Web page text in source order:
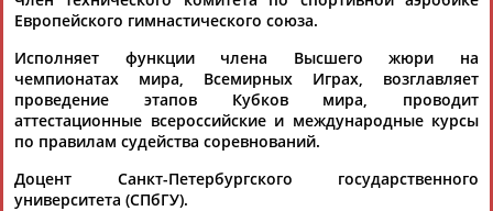
Рамазан
АБДУЛАЕВ
Тагир
АБДУЛАЕВ
Камиль
АБДУЛАЗИЗОВ
Камалудин
АБДУЛДАУДОВ
Абдула
АБДУЛЖАЛИЛОВ
Магомед
АБДУЛКАГИРОВ
АБДУЛЛАЕВ
Европейского гимнастического союза.
Исполняет функции члена Высшего жюри на
чемпионатах мира, Всемирных Играх, возглавляет
проведение этапов Кубков мира, проводит
аттестационные всероссийские и международные курсы
по правилам судейства соревнований.
Доцент Санкт-Петербургского государственного
университета (СПбГУ).